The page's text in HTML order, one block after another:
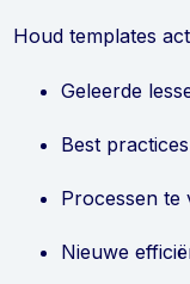
Houd templates
Geleerde
Best
Processen te
Nieuwe